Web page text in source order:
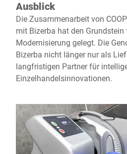
Ausblick
Die Zusammenarbeit von
mit Bizerba hat den
Modernisierung gelegt. Die
Bizerba nicht länger nur als
langfristigen Partner für
Einzelhandelsinnovationen.